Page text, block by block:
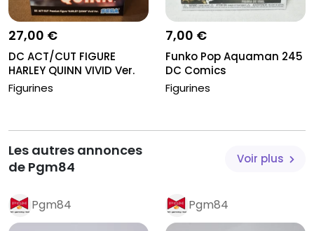
27,00 €
DC ACT/CUT FIGURE
HARLEY QUINN VIVID Ver.
Figurines
7,00 €
Funko Pop Aquaman 245
DC Comics
Figurines
Les autres annonces
de Pgm84
Voir plus
Pgm84 Pgm84